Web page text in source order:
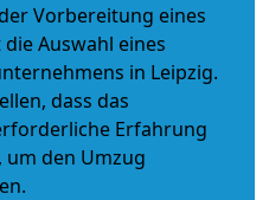
Vorbereitung eines
Auswahl eines
in Leipzig.
dass das
Erfahrung
den Umzug